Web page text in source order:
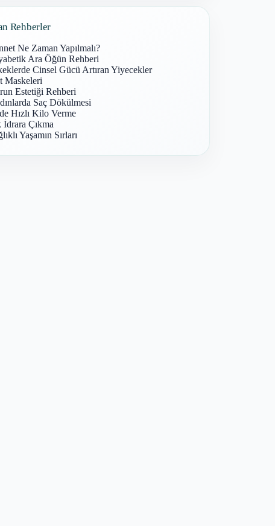
Rehberler
Ne Zaman Yapılmalı?
Ara Öğün Rehberi
Cinsel Gücü Artıran Yiyecekler
Maskeleri
Estetiği Rehberi
Saç Dökülmesi
Hızlı Kilo Verme
İdrara Çıkma
Yaşamın Sırları